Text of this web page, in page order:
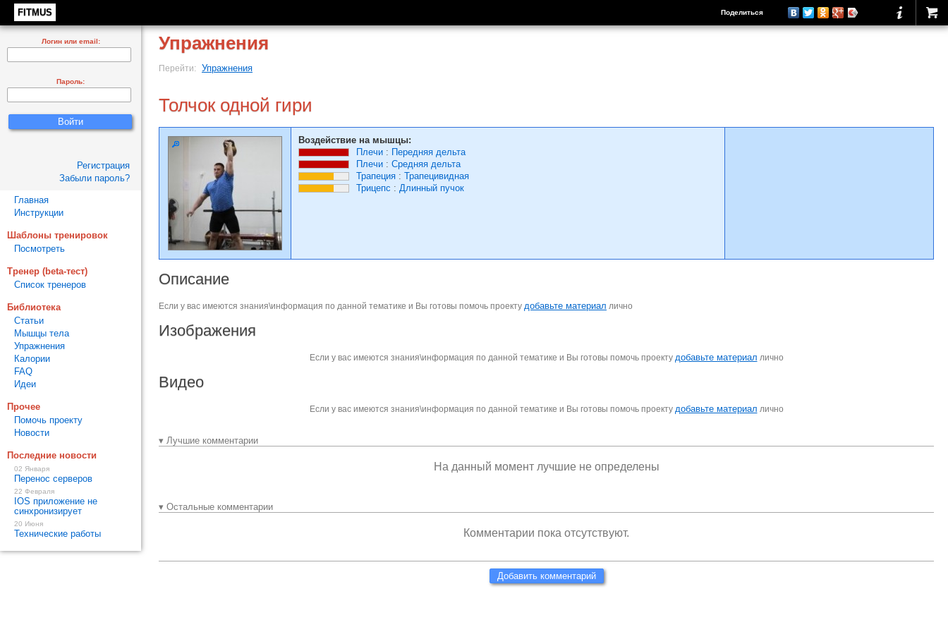
FITMUS Поделиться
Упражнения
Перейти: Упражнения
Толчок одной гири
Воздействие на мышцы:
Плечи : Передняя дельта
Плечи : Средняя дельта
Трапеция : Трапецивидная
Трицепс : Длинный пучок
Описание
Если у вас имеются знания\информация по данной тематике и Вы готовы помочь проекту добавьте материал лично
Изображения
Если у вас имеются знания\информация по данной тематике и Вы готовы помочь проекту добавьте материал лично
Видео
Если у вас имеются знания\информация по данной тематике и Вы готовы помочь проекту добавьте материал лично
▾ Лучшие комментарии
На данный момент лучшие не определены
▾ Остальные комментарии
Комментарии пока отсутствуют.
Добавить комментарий
Логин или email:
Пароль:
Регистрация
Забыли пароль?
Главная
Инструкции
Шаблоны тренировок
Посмотреть
Тренер (beta-тест)
Список тренеров
Библиотека
Статьи
Мышцы тела
Упражнения
Калории
FAQ
Идеи
Прочее
Помочь проекту
Новости
Последние новости
02 Января
Перенос серверов
22 Февраля
IOS приложение не
синхронизирует
20 Июня
Технические работы